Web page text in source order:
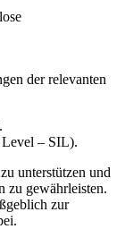
der relevanten
– SIL).
unterstützen und
zu gewährleisten.
zur